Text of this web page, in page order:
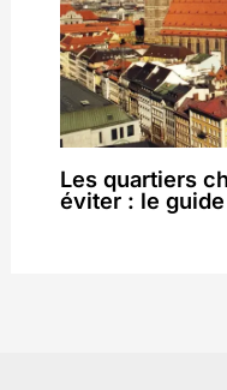
Les quartiers
éviter : le